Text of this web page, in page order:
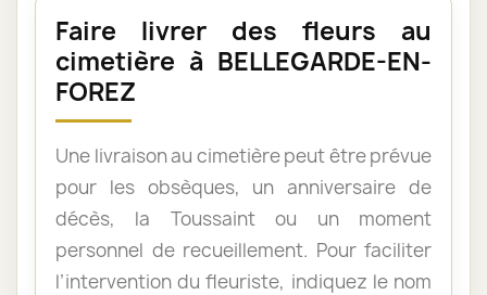
Faire livrer des fleurs au
cimetière à BELLEGARDE-EN-
FOREZ
Une livraison au cimetière peut être prévue
pour les obsèques, un anniversaire de
décès, la Toussaint ou un moment
personnel de recueillement. Pour faciliter
l’intervention du fleuriste, indiquez le nom